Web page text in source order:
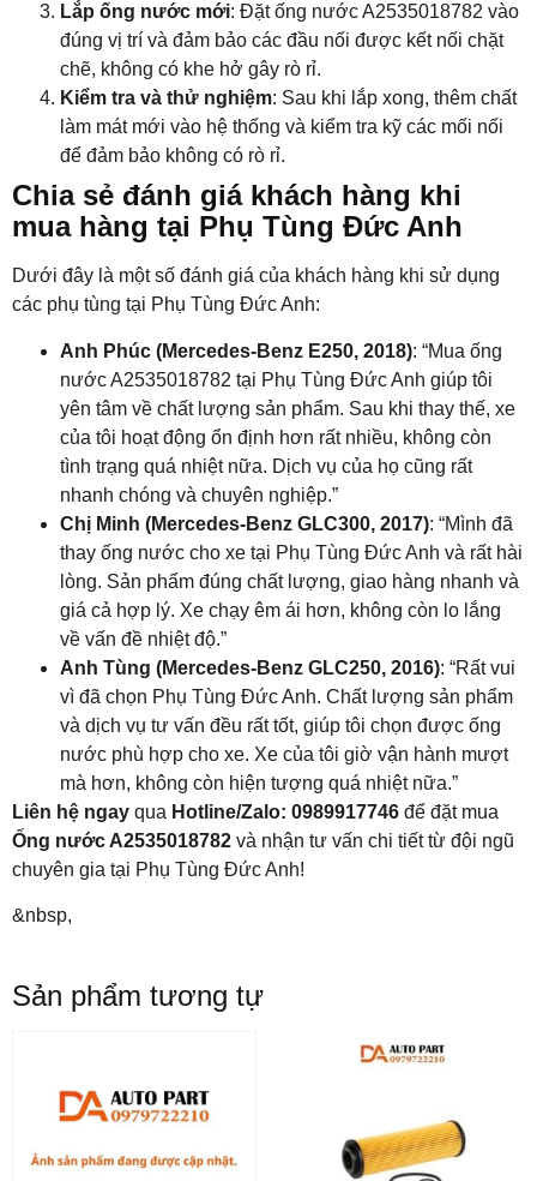
Lắp ống nước mới: Đặt ống nước A2535018782 vào
đúng vị trí và đảm bảo các đầu nối được kết nối chặt
chẽ, không có khe hở gây rò rỉ.
Kiểm tra và thử nghiệm: Sau khi lắp xong, thêm chất
làm mát mới vào hệ thống và kiểm tra kỹ các mối nối
để đảm bảo không có rò rỉ.
Chia sẻ đánh giá khách hàng khi
mua hàng tại Phụ Tùng Đức Anh
Dưới đây là một số đánh giá của khách hàng khi sử dụng
các phụ tùng tại Phụ Tùng Đức Anh:
Anh Phúc (Mercedes-Benz E250, 2018): “Mua ống
nước A2535018782 tại Phụ Tùng Đức Anh giúp tôi
yên tâm về chất lượng sản phẩm. Sau khi thay thế, xe
của tôi hoạt động ổn định hơn rất nhiều, không còn
tình trạng quá nhiệt nữa. Dịch vụ của họ cũng rất
nhanh chóng và chuyên nghiệp.”
Chị Minh (Mercedes-Benz GLC300, 2017): “Mình đã
thay ống nước cho xe tại Phụ Tùng Đức Anh và rất hài
lòng. Sản phẩm đúng chất lượng, giao hàng nhanh và
giá cả hợp lý. Xe chạy êm ái hơn, không còn lo lắng
về vấn đề nhiệt độ.”
Anh Tùng (Mercedes-Benz GLC250, 2016): “Rất vui
vì đã chọn Phụ Tùng Đức Anh. Chất lượng sản phẩm
và dịch vụ tư vấn đều rất tốt, giúp tôi chọn được ống
nước phù hợp cho xe. Xe của tôi giờ vận hành mượt
mà hơn, không còn hiện tượng quá nhiệt nữa.”
Liên hệ ngay qua Hotline/Zalo: 0989917746 để đặt mua
Ống nước A2535018782 và nhận tư vấn chi tiết từ đội ngũ
chuyên gia tại Phụ Tùng Đức Anh!
&nbsp,
Sản phẩm tương tự